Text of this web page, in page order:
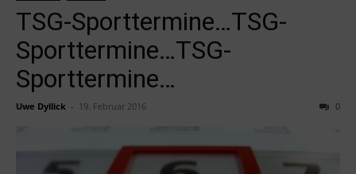
TSG-Sporttermine…TSG-
Sporttermine…TSG-
Sporttermine…
Uwe Dyllick - 19. Februar 2016 0